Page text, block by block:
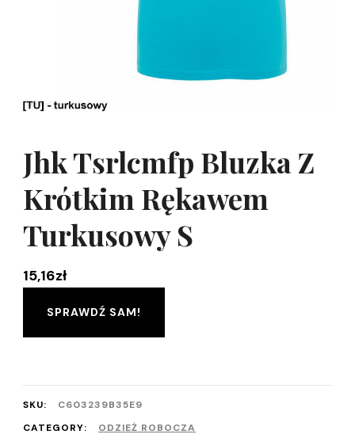
Jhk Tsrlcmfp Bluzka Z
Krótkim Rękawem
Turkusowy S
15,16zł
SPRAWDŹ SAM!
SKU:
C603239B35E9
CATEGORY:
ODZIEŻ ROBOCZA